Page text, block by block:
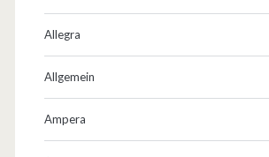
Allegra
Allgemein
Ampera